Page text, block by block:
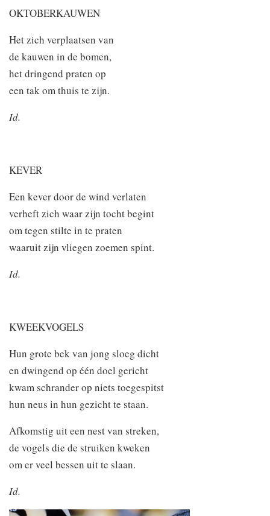
OKTOBERKAUWEN
Het zich verplaatsen van
de kauwen in de bomen,
het dringend praten op
een tak om thuis te zijn.
Id.
KEVER
Een kever door de wind verlaten
verheft zich waar zijn tocht begint
om tegen stilte in te praten
waaruit zijn vliegen zoemen spint.
Id.
KWEEKVOGELS
Hun grote bek van jong sloeg dicht
en dwingend op één doel gericht
kwam schrander op niets toegespitst
hun neus in hun gezicht te staan.
Afkomstig uit een nest van streken,
de vogels die de struiken kweken
om er veel bessen uit te slaan.
Id.